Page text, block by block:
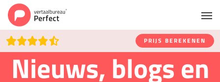
PRIJS BEREKENEN
Nieuws, blogs en